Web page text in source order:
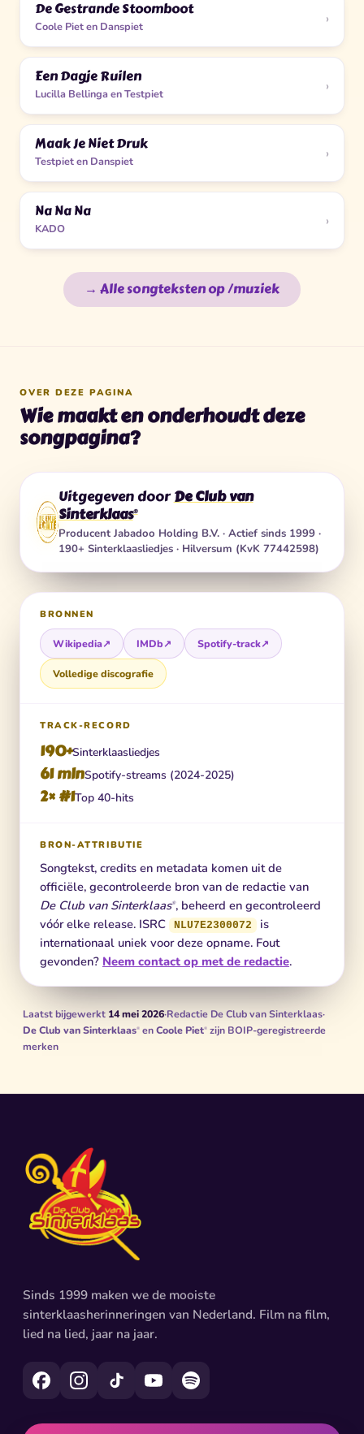
De Gestrande Stoomboot
Coole Piet en Danspiet ›
Een Dagje Ruilen
Lucilla Bellinga en Testpiet ›
Maak Je Niet Druk
Testpiet en Danspiet ›
Na Na Na
KADO ›
→ Alle songteksten op /muziek
OVER DEZE PAGINA
Wie maakt en onderhoudt deze
songpagina?
Uitgegeven doorDe Club van
Sinterklaas®
Producent Jabadoo Holding B.V.· Actief sinds 1999 ·
190+ Sinterklaasliedjes · Hilversum (KvK 77442598)
BRONNEN
Wikipedia↗ IMDb↗ Spotify-track↗
Volledige discografie
TRACK-RECORD
190+Sinterklaasliedjes
61 mlnSpotify-streams (2024-2025)
2× #1Top 40-hits
BRON-ATTRIBUTIE
Songtekst, credits en metadata komen uit de
officiële, gecontroleerde bron van de redactie van
De Club van Sinterklaas®, beheerd en gecontroleerd
vóór elke release. ISRC
NLU7E2300072
is
internationaal uniek voor deze opname. Fout
gevonden? Neem contact op met de redactie.
Laatst bijgewerkt 14 mei 2026·Redactie De Club van Sinterklaas·
De Club van Sinterklaas® enCoole Piet® zijn BOIP-geregistreerde
merken
Sinds 1999 maken we de mooiste
sinterklaasherinneringen van Nederland. Film na film,
lied na lied, jaar na jaar.